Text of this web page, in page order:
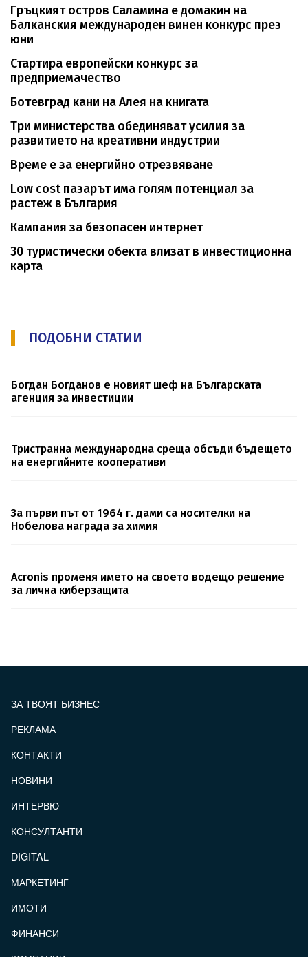
Гръцкият остров Саламина е домакин на
Балканския международен винен конкурс през
юни
Стартира европейски конкурс за
предприемачество
Ботевград кани на Алея на книгата
Три министерства обединяват усилия за
развитието на креативни индустрии
Време е за енергийно отрезвяване
Low cost пазарът има голям потенциал за
растеж в България
Кампания за безопасен интернет
30 туристически обекта влизат в инвестиционна
карта
ПОДОБНИ СТАТИИ
Богдан Богданов е новият шеф на Българската
агенция за инвестиции
Тристранна международна среща обсъди бъдещето
на енергийните кооперативи
За първи път от 1964 г. дами са носителки на
Нобелова награда за химия
Acronis променя името на своето водещо решение
за лична киберзащита
ЗА ТВОЯТ БИЗНЕС
РЕКЛАМА
КОНТАКТИ
НОВИНИ
ИНТЕРВЮ
КОНСУЛТАНТИ
DIGITAL
МАРКЕТИНГ
ИМОТИ
ФИНАНСИ